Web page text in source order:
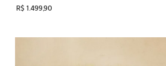
R$ 1.499,90
Imagem alterada para 1 de 7